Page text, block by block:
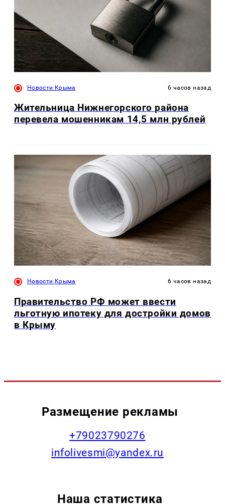
Новости Крыма 6 часов назад
Жительница Нижнегорского района
перевела мошенникам 14,5 млн рублей
Новости Крыма 6 часов назад
Правительство РФ может ввести
льготную ипотеку для достройки домов
в Крыму
Размещение рекламы
+79023790276
infolivesmi@yandex.ru
Наша статистика